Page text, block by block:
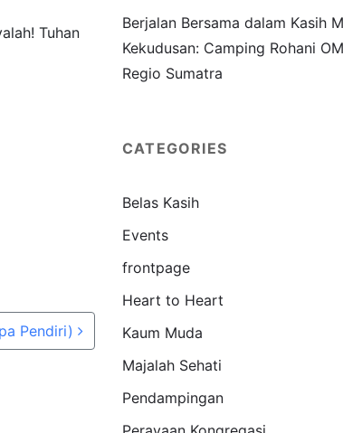
Tuhan
Pendiri)
Berjalan Bersama dalam Kasih
Kekudusan: Camping Rohani
Regio Sumatra
CATEGORIES
Belas Kasih
Events
frontpage
Heart to Heart
Kaum Muda
Majalah Sehati
Pendampingan